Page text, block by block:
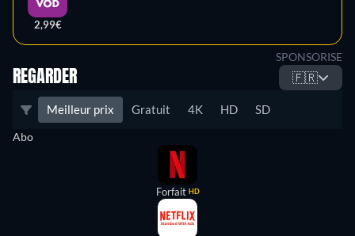
2,99€
SPONSORISE
REGARDER 🇫🇷
Meilleur prix Gratuit 4K HD SD
Abo
Forfait HD